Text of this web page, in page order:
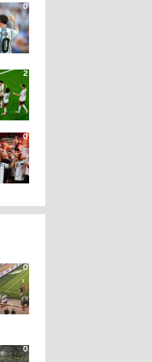
0
2
0
0
0